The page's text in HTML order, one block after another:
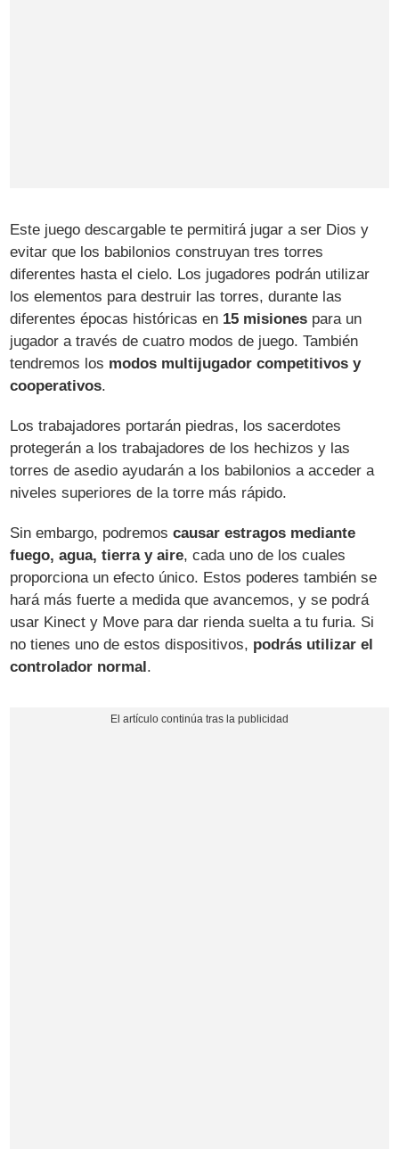
Este juego descargable te permitirá jugar a ser Dios y
evitar que los babilonios construyan tres torres
diferentes hasta el cielo. Los jugadores podrán utilizar
los elementos para destruir las torres, durante las
diferentes épocas históricas en 15 misiones para un
jugador a través de cuatro modos de juego. También
tendremos los modos multijugador competitivos y
cooperativos.
Los trabajadores portarán piedras, los sacerdotes
protegerán a los trabajadores de los hechizos y las
torres de asedio ayudarán a los babilonios a acceder a
niveles superiores de la torre más rápido.
Sin embargo, podremoscausar estragos mediante
fuego, agua, tierra y aire, cada uno de los cuales
proporciona un efecto único. Estos poderes también se
hará más fuerte a medida que avancemos, y se podrá
usar Kinect y Move para dar rienda suelta a tu furia. Si
no tienes uno de estos dispositivos, podrás utilizar el
controlador normal.